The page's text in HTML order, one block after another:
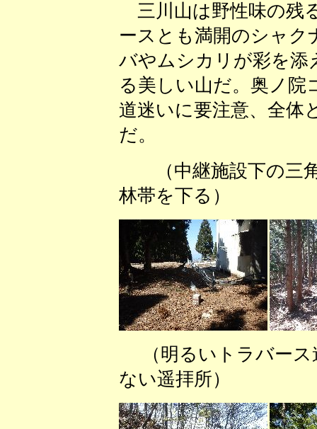
三川山は野性味の残
ースとも満開のシャク
バやムシカリが彩を添
る美しい山だ。奥ノ院
道迷いに要注意、全体
だ。
（中継施設下の三
林帯を下る） （
（明るいトラバー
ない遥拝所） （シ